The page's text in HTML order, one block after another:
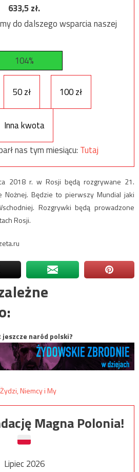
633,5zł.
do dalszego wsparcia naszej
104%
50 zł 100 zł
Inna kwota
nas tym miesiącu: Tutaj
2018 r. w Rosji będą rozgrywane 21.
Nożnej. Będzie to pierwszy Mundial jaki
Rozgrywki będą prowadzone
Rosji.
jeszcze naród polski?
Magna Polonia!
Lipiec 2026